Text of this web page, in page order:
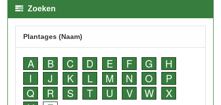
Zoeken
Plantages (Naam)
A B C D E F G
H
I
J K L M N O
P
Q
R S T U V W
X